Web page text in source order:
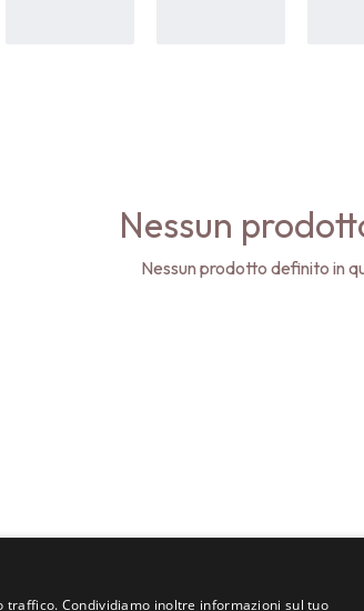
Nessun
Nessun prodotto definito in
Condividiamo inoltre informazioni sul tuo